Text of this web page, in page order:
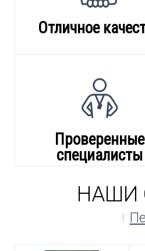
Отличное
Проверенные
специалисты
НАШИ